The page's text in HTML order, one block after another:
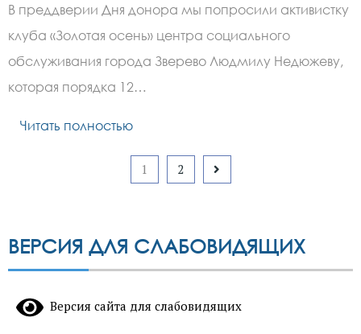
зверевчанам
рассказали
о
роли
донорства
В преддверии Дня донора мы попросили активистку
клуба «Золотая осень» центра социального
обслуживания города Зверево Людмилу Недюжеву,
которая порядка 12…
Читать полностью
1 2
ВЕРСИЯ ДЛЯ СЛАБОВИДЯЩИХ
Версия сайта для слабовидящих